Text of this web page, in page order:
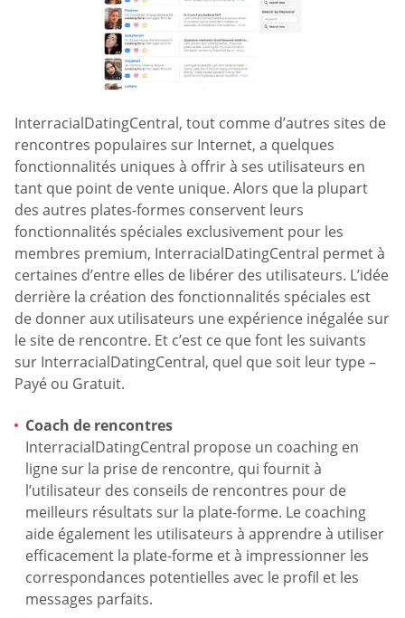
InterracialDatingCentral, tout comme d’autres sites de
rencontres populaires sur Internet, a quelques
fonctionnalités uniques à offrir à ses utilisateurs en
tant que point de vente unique. Alors que la plupart
des autres plates-formes conservent leurs
fonctionnalités spéciales exclusivement pour les
membres premium, InterracialDatingCentral permet à
certaines d’entre elles de libérer des utilisateurs. L’idée
derrière la création des fonctionnalités spéciales est
de donner aux utilisateurs une expérience inégalée sur
le site de rencontre. Et c’est ce que font les suivants
sur InterracialDatingCentral, quel que soit leur type –
Payé ou Gratuit.
Coach de rencontres
InterracialDatingCentral propose un coaching en
ligne sur la prise de rencontre, qui fournit à
l’utilisateur des conseils de rencontres pour de
meilleurs résultats sur la plate-forme. Le coaching
aide également les utilisateurs à apprendre à utiliser
efficacement la plate-forme et à impressionner les
correspondances potentielles avec le profil et les
messages parfaits.